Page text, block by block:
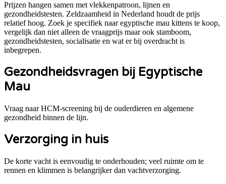
Prijzen hangen samen met vlekkenpatroon, lijnen en
gezondheidstesten. Zeldzaamheid in Nederland houdt de prijs
relatief hoog. Zoek je specifiek naar egyptische mau kittens te koop,
vergelijk dan niet alleen de vraagprijs maar ook stamboom,
gezondheidstesten, socialisatie en wat er bij overdracht is
inbegrepen.
Gezondheidsvragen bij Egyptische
Mau
Vraag naar HCM-screening bij de ouderdieren en algemene
gezondheid binnen de lijn.
Verzorging in huis
De korte vacht is eenvoudig te onderhouden; veel ruimte om te
rennen en klimmen is belangrijker dan vachtverzorging.